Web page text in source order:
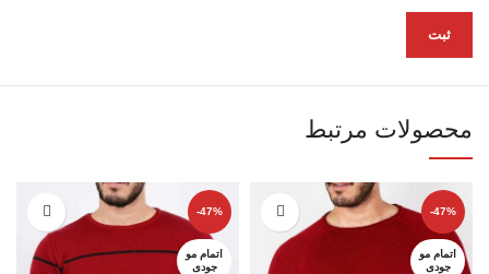
محصولات مرتبط
-47%
اتمام مو
جودی
-47%
اتمام مو
جودی